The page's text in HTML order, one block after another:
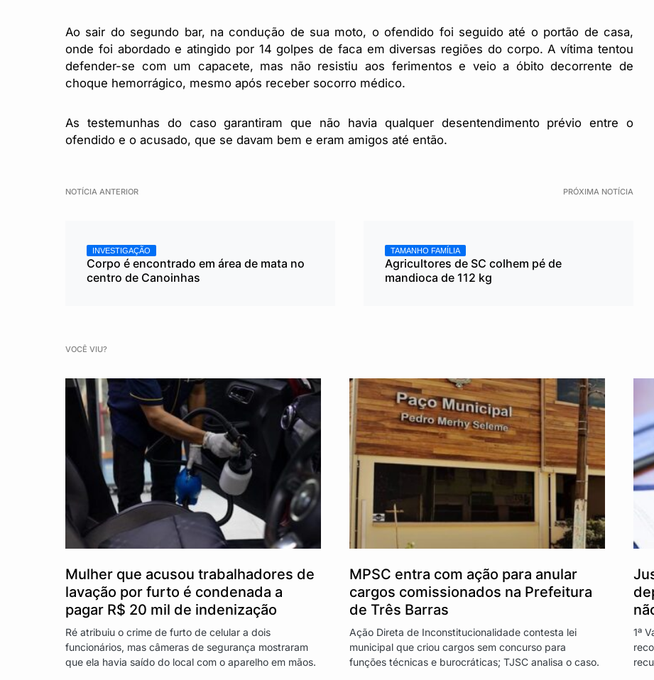
Ao sair do segundo bar, na condução de sua moto, o ofendido foi seguido até o portão de casa,
onde foi abordado e atingido por 14 golpes de faca em diversas regiões do corpo. A vítima tentou
defender-se com um capacete, mas não resistiu aos ferimentos e veio a óbito decorrente de
choque hemorrágico, mesmo após receber socorro médico.
As testemunhas do caso garantiram que não havia qualquer desentendimento prévio entre o
ofendido e o acusado, que se davam bem e eram amigos até então.
NOTÍCIA ANTERIOR
INVESTIGAÇÃO
Corpo é encontrado em área de mata no
centro de Canoinhas
PRÓXIMA NOTÍCIA
TAMANHO FAMÍLIA
Agricultores de SC colhem pé de
mandioca de 112 kg
VOCÊ VIU?
Mulher que acusou trabalhadores de
lavação por furto é condenada a
pagar R$ 20 mil de indenização
Ré atribuiu o crime de furto de celular a dois
funcionários, mas câmeras de segurança mostraram
que ela havia saído do local com o aparelho em mãos.
MPSC entra com ação para anular
cargos comissionados na Prefeitura
de Três Barras
Ação Direta de Inconstitucionalidade contesta lei
municipal que criou cargos sem concurso para
funções técnicas e burocráticas; TJSC analisa o caso.
1ª